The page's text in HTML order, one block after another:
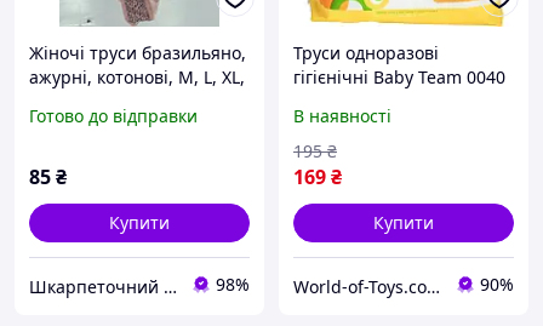
Жіночі труси бразильяно,
ажурні, котонові, M, L, XL,
Туреччина.
Готово до відправки
85₴
Купити
Шкарпеточний рай 98%
Труси одноразові
гігієнічні Baby Team 0040
of-Toys
В наявності
169₴
195 ₴
Купити
World-of-Toys.com.ua 90%